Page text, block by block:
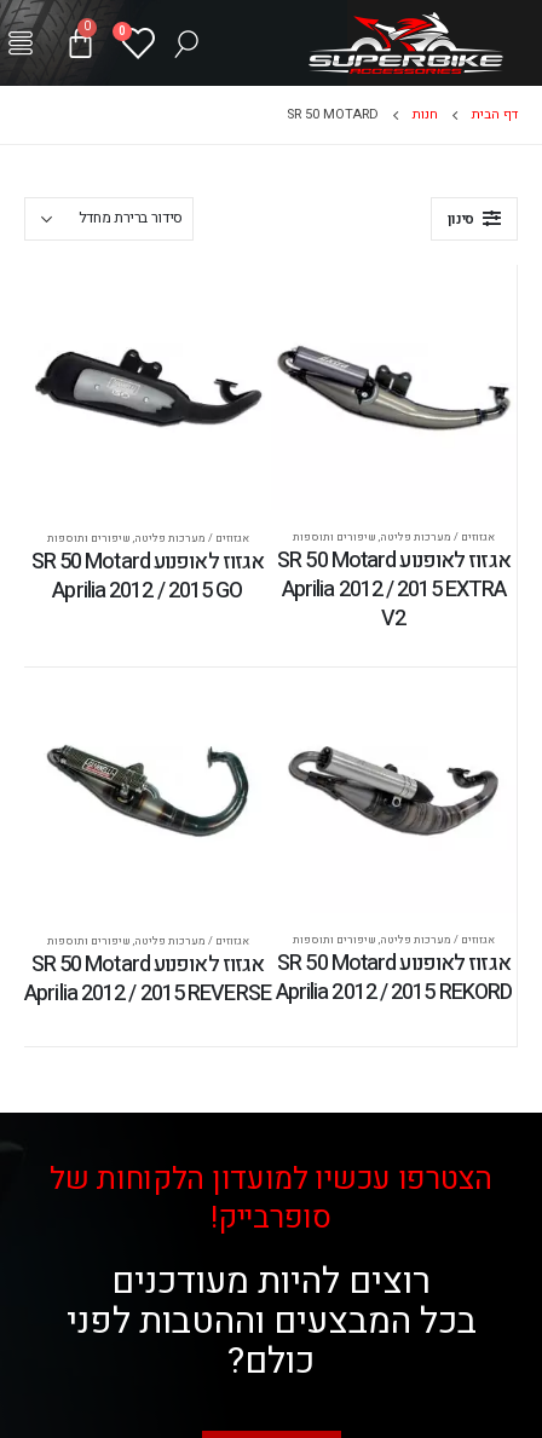
0
0
דף הבית חנות SR 50 MOTARD
סינון
אגזוזים / מערכות פליטה, שיפורים ותוספות
אגזוז לאופנוע SR 50 Motard
Aprilia 2012 / 2015 EXTRA
V2
אגזוזים / מערכות פליטה, שיפורים ותוספות
אגזוז לאופנוע SR 50 Motard
Aprilia 2012 / 2015 GO
אגזוזים / מערכות פליטה, שיפורים ותוספות
אגזוז לאופנוע SR 50 Motard
Aprilia 2012 / 2015 REKORD
אגזוזים / מערכות פליטה, שיפורים ותוספות
אגזוז לאופנוע SR 50 Motard
Aprilia 2012 / 2015 REVERSE
הצטרפו עכשיו למועדון הלקוחות של
סופרבייק!
רוצים להיות מעודכנים
בכל המבצעים וההטבות לפני
כולם?